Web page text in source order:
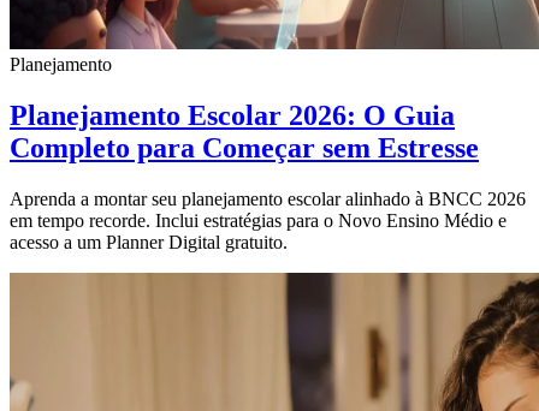
Planejamento
Planejamento Escolar 2026: O Guia
Completo para Começar sem Estresse
Aprenda a montar seu planejamento escolar alinhado à BNCC 2026
em tempo recorde. Inclui estratégias para o Novo Ensino Médio e
acesso a um Planner Digital gratuito.